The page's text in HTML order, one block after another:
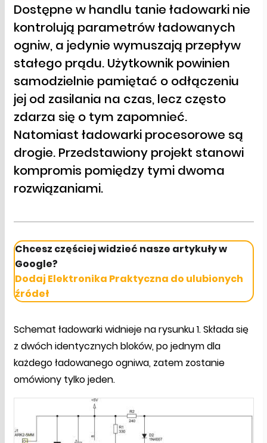
Dostępne w handlu tanie ładowarki nie
kontrolują parametrów ładowanych
ogniw, a jedynie wymuszają przepływ
stałego prądu. Użytkownik powinien
samodzielnie pamiętać o odłączeniu
jej od zasilania na czas, lecz często
zdarza się o tym zapomnieć.
Natomiast ładowarki procesorowe są
drogie. Przedstawiony projekt stanowi
kompromis pomiędzy tymi dwoma
rozwiązaniami.
Chcesz częściej widzieć nasze artykuły w
Google?
Dodaj Elektronika Praktyczna do ulubionych
źródeł
Schemat ładowarki widnieje na rysunku 1. Składa się
z dwóch identycznych bloków, po jednym dla
każdego ładowanego ogniwa, zatem zostanie
omówiony tylko jeden.